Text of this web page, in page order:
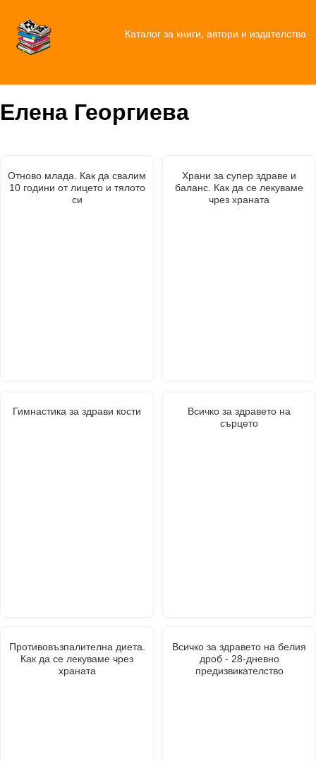
Каталог за книги, автори и издателства
Елена Георгиева
Отново млада. Как да свалим
10 години от лицето и тялото
си
Храни за супер здраве и
баланс. Как да се лекуваме
чрез храната
Гимнастика за здрави кости
Всичко за здравето на
сърцето
Противовъзпалителна диета.
Как да се лекуваме чрез
храната
Всичко за здравето на белия
дроб - 28-дневно
предизвикателство